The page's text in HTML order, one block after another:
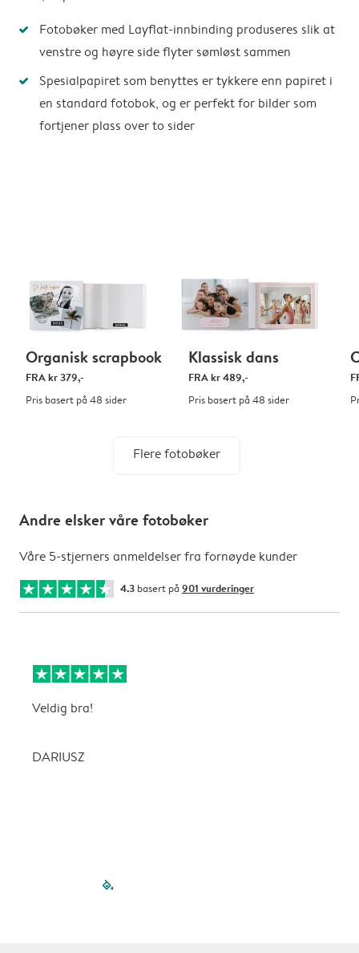
Fotobøker med Layflat-innbinding produseres slik at
venstre og høyre side flyter sømløst sammen
Spesialpapiret som benyttes er tykkere enn papiret i
en standard fotobok, og er perfekt for bilder som
fortjener plass over to sider
Organisk scrapbook
FRAkr 379,-
Pris basert på 48 sider
Klassisk dans
FRAkr 489,-
Pris basert på 48 sider
Flere fotobøker
Andre elsker våre fotobøker
Våre 5-stjerners anmeldelser fra fornøyde kunder
4.3 basert på 901 vurderinger
Veldig bra!
DARIUSZ
filled-pagination